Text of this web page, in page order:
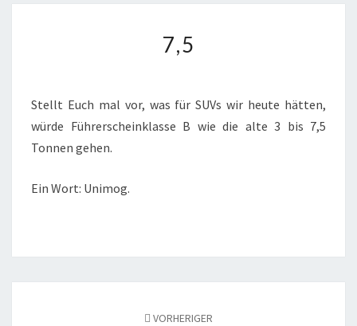
7,5
Stellt Euch mal vor, was für SUVs wir heute hätten,
würde Führerscheinklasse B wie die alte 3 bis 7,5
Tonnen gehen.
Ein Wort: Unimog.
VORHERIGER